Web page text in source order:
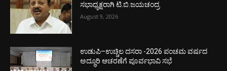
ಸಭಾಧ್ಯಕ್ಷರಾಗಿ ಟಿ.ಬಿ.ಜಯಚಂದ್ರ
August 9, 2026
ಉಡುಪಿ–ಉಚ್ಚಿಲ ದಸರಾ -2026 ಪಂಚಮ ವರ್ಷದ
ಅದ್ಧೂರಿ ಆಚರಣೆಗೆ ಪೂರ್ವಭಾವಿ ಸಭೆ